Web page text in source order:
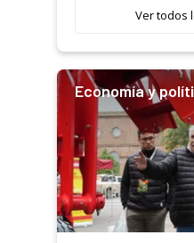
Ver todos
Economía y